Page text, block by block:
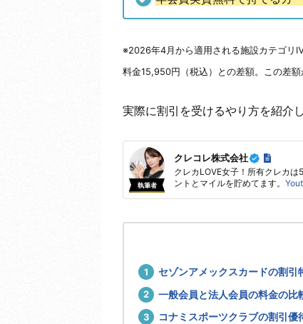
※2026年4月から適用される施設カテゴリ
料金15,950円（税込）との差額。この差
実際に割引を受けるやり方を紹介し
執筆者
クレコレ株式会社
クレカLOVE女子！所有クレカ
ントとマイルを貯めてます。
セゾンアメックスカードの割
一般会員と法人会員の料金の比
コナミスポーツクラブの割引